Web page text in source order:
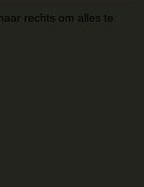
rechts om alles te